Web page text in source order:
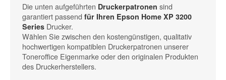
Die unten aufgeführten Druckerpatronen sind
garantiert passend für Ihren Epson Home XP 3200
Series Drucker.
Wählen Sie zwischen den kostengünstigen, qualitativ
hochwertigen kompatiblen Druckerpatronen unserer
Toneroffice Eigenmarke oder den originalen Produkten
des Druckerherstellers.